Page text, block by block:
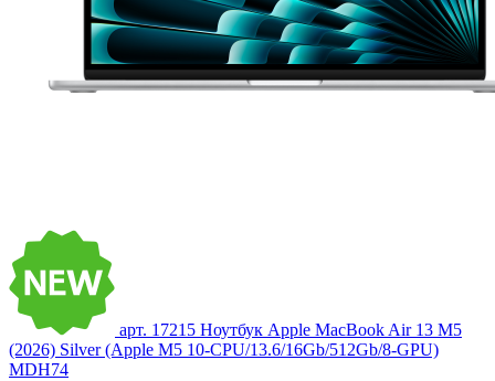
арт. 17215 Ноутбук Apple MacBook Air 13 M5
(2026) Silver (Apple M5 10-CPU/13.6/16Gb/512Gb/8-GPU)
MDH74